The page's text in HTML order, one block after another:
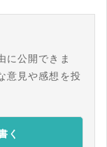
に公開できま
意見や感想を投
く